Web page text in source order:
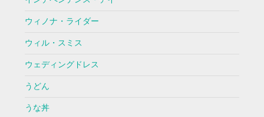
ウィノナ・ライダー
ウィル・スミス
ウェディングドレス
うどん
うな丼